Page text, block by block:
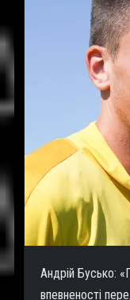
Андрій Бусько:
впевненості